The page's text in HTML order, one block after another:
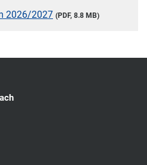
2026/2027 (PDF, 8.8 MB)